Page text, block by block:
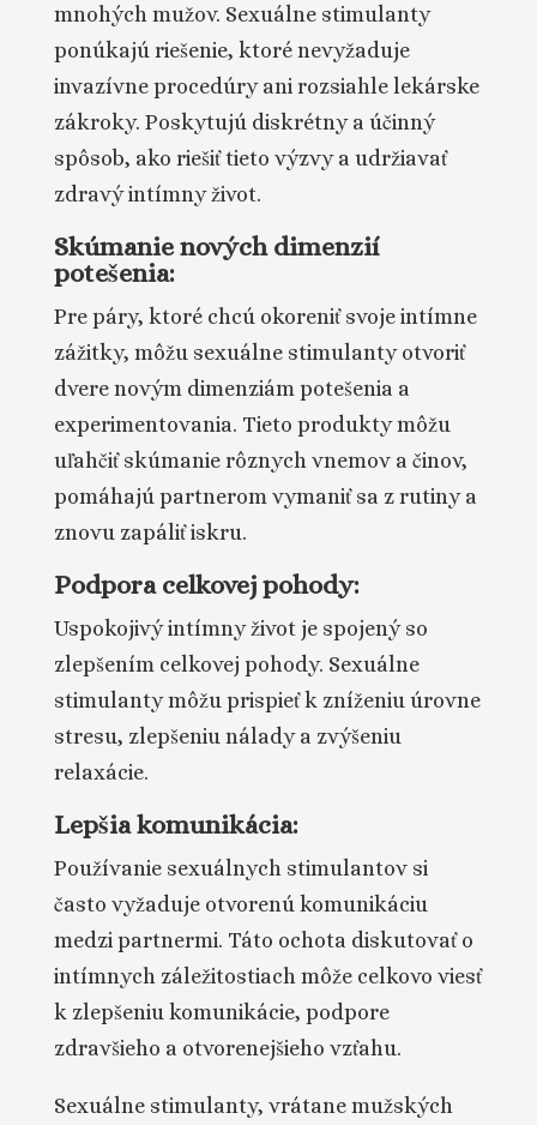
mnohých mužov. Sexuálne stimulanty
ponúkajú riešenie, ktoré nevyžaduje
invazívne procedúry ani rozsiahle lekárske
zákroky. Poskytujú diskrétny a účinný
spôsob, ako riešiť tieto výzvy a udržiavať
zdravý intímny život.
Skúmanie nových dimenzií
potešenia:
Pre páry, ktoré chcú okoreniť svoje intímne
zážitky, môžu sexuálne stimulanty otvoriť
dvere novým dimenziám potešenia a
experimentovania. Tieto produkty môžu
uľahčiť skúmanie rôznych vnemov a činov,
pomáhajú partnerom vymaniť sa z rutiny a
znovu zapáliť iskru.
Podpora celkovej pohody:
Uspokojivý intímny život je spojený so
zlepšením celkovej pohody. Sexuálne
stimulanty môžu prispieť k zníženiu úrovne
stresu, zlepšeniu nálady a zvýšeniu
relaxácie.
Lepšia komunikácia:
Používanie sexuálnych stimulantov si
často vyžaduje otvorenú komunikáciu
medzi partnermi. Táto ochota diskutovať o
intímnych záležitostiach môže celkovo viesť
k zlepšeniu komunikácie, podpore
zdravšieho a otvorenejšieho vzťahu.
Sexuálne stimulanty, vrátane mužských